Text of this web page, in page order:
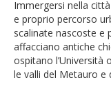
Immergersi nella
e proprio percorso
scalinate nascoste e
affacciano antiche
ospitano l’Università
le valli del Metauro e